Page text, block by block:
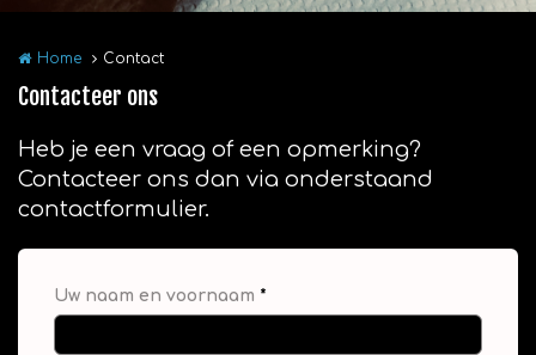
Home Contact
Contacteer ons
Heb je een vraag of een opmerking?
Contacteer ons dan via onderstaand
contactformulier.
Uw naam en voornaam *